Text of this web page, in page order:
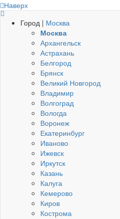
Наверх
Город | Москва
Москва
Архангельск
Астрахань
Белгород
Брянск
Великий Новгород
Владимир
Волгоград
Вологда
Воронеж
Екатеринбург
Иваново
Ижевск
Иркутск
Казань
Калуга
Кемерово
Киров
Кострома